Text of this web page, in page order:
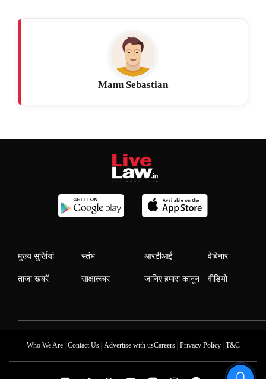
Manu Sebastian
मुख्य सुर्खियां
ताजा खबरें
स्तंभ
साक्षात्कार
आरटीआई
जानिए हमारा कानून
वेबिनार
वीडियो
Who We Are| Contact Us| Advertise with usCareers| Privacy Policy| T&C